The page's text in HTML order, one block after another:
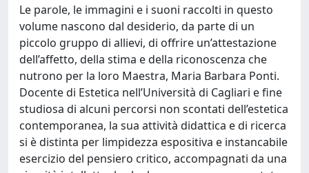
Le parole, le immagini e i suoni raccolti in questo
volume nascono dal desiderio, da parte di un
piccolo gruppo di allievi, di offrire un’attestazione
dell’affetto, della stima e della riconoscenza che
nutrono per la loro Maestra, Maria Barbara Ponti.
Docente di Estetica nell’Università di Cagliari e fine
studiosa di alcuni percorsi non scontati dell’estetica
contemporanea, la sua attività didattica e di ricerca
si è distinta per limpidezza espositiva e instancabile
esercizio del pensiero critico, accompagnati da una